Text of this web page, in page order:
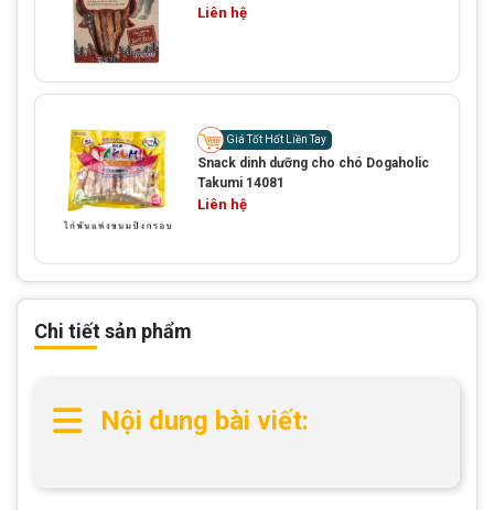
Chi tiết sản phẩm
Nội dung bài viết:
Liên hệ
Giá Tốt Hốt Liền Tay
Snack dinh dưỡng cho chó Dogaholic
Takumi 14081
Liên hệ